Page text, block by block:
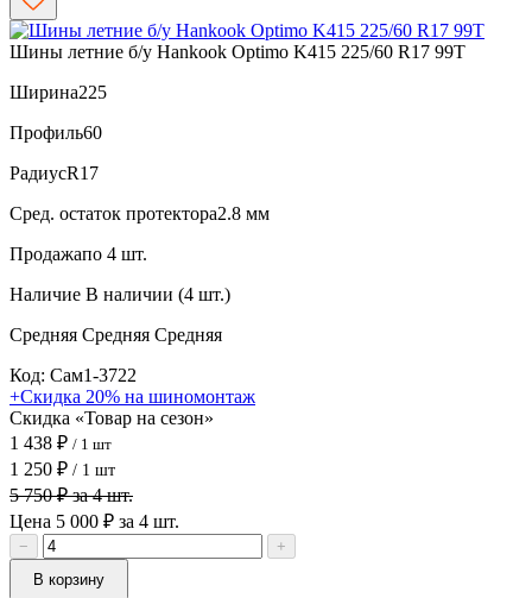
Шины летние б/у Hankook Optimo K415 225/60 R17 99T
Ширина225
Профиль60
РадиусR17
Сред. остаток протектора2.8 мм
Продажапо 4 шт.
Наличие В наличии (4 шт.)
Средняя Средняя Средняя
Код: Сам1-3722
+Скидка 20% на шиномонтаж
Скидка «Товар на сезон»
1 438 ₽ / 1 шт
1 250 ₽ / 1 шт
5 750 ₽ за 4 шт.
Цена 5 000 ₽ за 4 шт.
−
+
В корзину